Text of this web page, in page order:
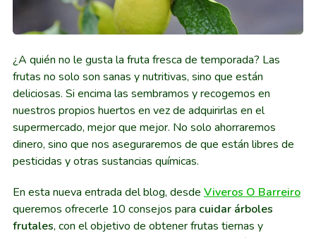
¿A quién no le gusta la fruta fresca de temporada? Las
frutas no solo son sanas y nutritivas, sino que están
deliciosas. Si encima las sembramos y recogemos en
nuestros propios huertos en vez de adquirirlas en el
supermercado, mejor que mejor. No solo ahorraremos
dinero, sino que nos aseguraremos de que están libres de
pesticidas y otras sustancias químicas.
En esta nueva entrada del blog, desde Viveros O Barreiro
queremos ofrecerle 10 consejos para cuidar árboles
frutales, con el objetivo de obtener frutas tiernas y